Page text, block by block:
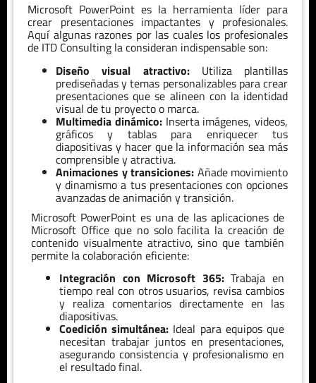
Microsoft PowerPoint es la herramienta líder para
crear presentaciones impactantes y profesionales.
Aquí algunas razones por las cuales los profesionales
de ITD Consulting la consideran indispensable son:
Diseño visual atractivo:Utiliza plantillas
prediseñadas y temas personalizables para crear
presentaciones que se alineen con la identidad
visual de tu proyecto o marca.
Multimedia dinámico:Inserta imágenes, videos,
gráficos y tablas para enriquecer tus
diapositivas y hacer que la información sea más
comprensible y atractiva.
Animaciones y transiciones: Añade movimiento
y dinamismo a tus presentaciones con opciones
avanzadas de animación y transición.
Microsoft PowerPoint es una de las aplicaciones de
Microsoft Office que no solo facilita la creación de
contenido visualmente atractivo, sino que también
permite la colaboración eficiente:
Integración con Microsoft 365:Trabaja en
tiempo real con otros usuarios, revisa cambios
y realiza comentarios directamente en las
diapositivas.
Coedición simultánea: Ideal para equipos que
necesitan trabajar juntos en presentaciones,
asegurando consistencia y profesionalismo en
el resultado final.